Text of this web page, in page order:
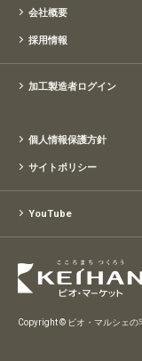
会社概要
採用情報
加工製造者ログイン
個人情報保護方針
サイトポリシー
YouTube
Copyright © ビオ・マルシェの